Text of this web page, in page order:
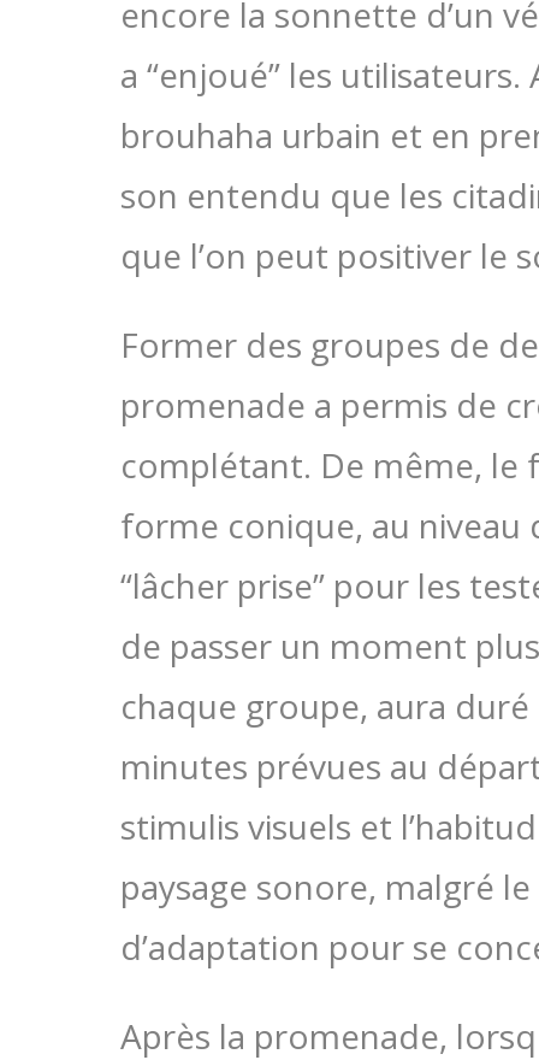
encore la sonnette d’un
a “enjoué” les
brouhaha urbain et en
son entendu que les
que l’on peut positiver le
Former des groupes de
promenade a permis de
complétant. De même, le
forme conique, au niveau
“lâcher prise” pour les
de passer un moment
chaque groupe, aura
minutes prévues au
stimulis visuels et
paysage sonore, malgré
d’adaptation pour se
Après la promenade,